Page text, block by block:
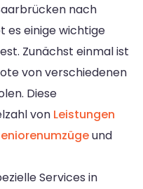
nach
es einige wichtige
Zunächst einmal ist
von verschiedenen
Diese
von Leistungen
und
Services in